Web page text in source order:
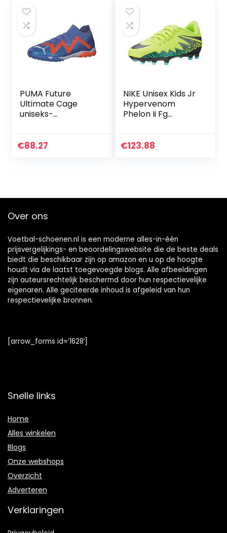
PUMA Future
Ultimate Cage
uniseks-
€88.27
NIKE Unisex Kids Jr
Hypervenom
Phelon Ii Fg
€123.88
Over ons
Voetbal-schoenen.nl is een moderne alles-in-één
prijsvergelijkings- en beoordelingswebsite die de beste deals
biedt die beschikbaar zijn op amazon en u op de hoogte
houdt via de laatst toegevoegde blogs. Alle afbeeldingen
zijn auteursrechtelijk beschermd door hun respectievelijke
eigenaren. Alle geciteerde inhoud is afgeleid van hun
respectievelijke bronnen.
[arrow_forms id=’1628′]
Snelle links
Home
Alles winkelen
Blogs
Onze webshops
Overzicht
Adverteren
Verklaringen